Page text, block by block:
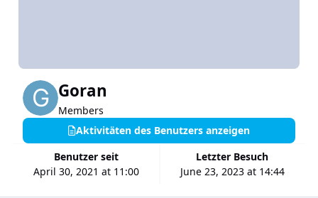
Goran
Members
Benutzer seit
April 30, 2021 at 11:00
Letzter Besuch
June 23, 2023 at 14:44
Aktivitäten des Benutzers anzeigen